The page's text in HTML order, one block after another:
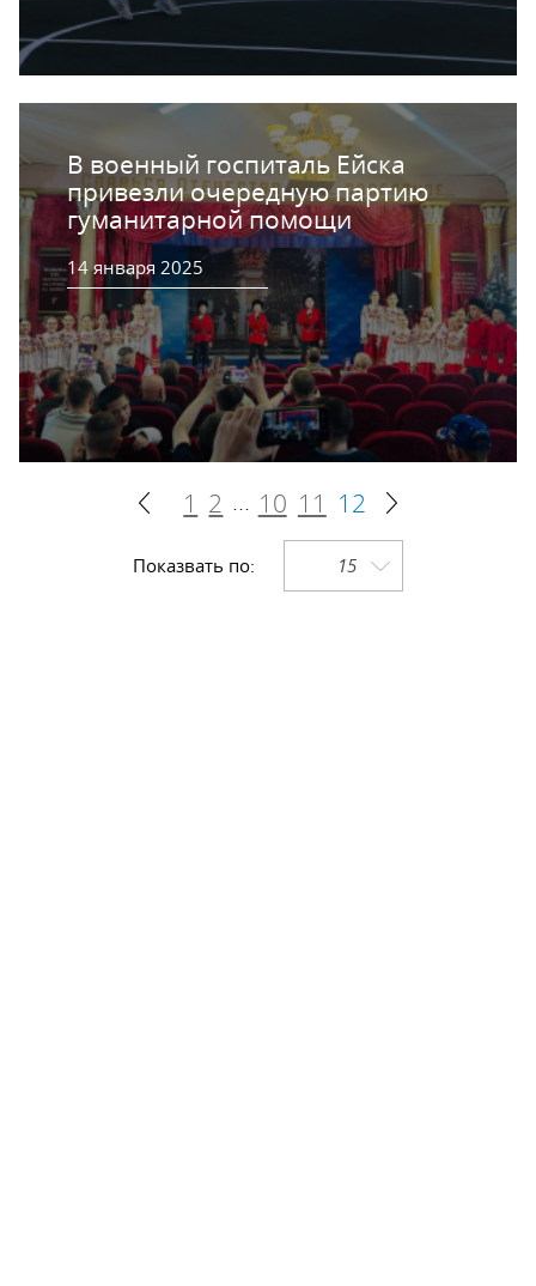
В военный госпиталь Ейска
привезли очередную партию
гуманитарной помощи
14 января 2025
1 2 ... 10 11 12
Показвать по: 15